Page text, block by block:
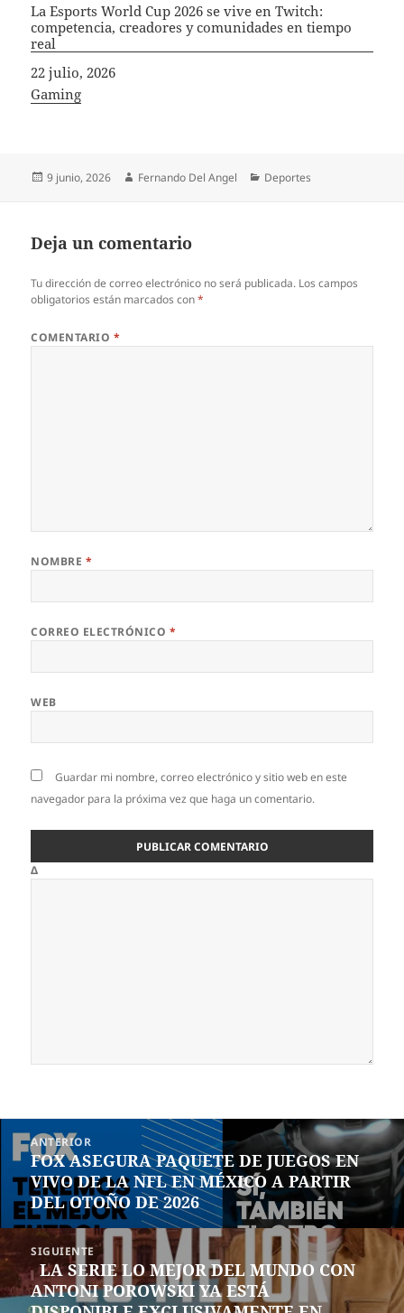
La Esports World Cup 2026 se vive en Twitch:
competencia, creadores y comunidades en tiempo
real
Fecha
22 julio, 2026
In relation to
Gaming
Publicado
9 junio, 2026 Autor
Fernando Del Angel Categorías
Deportes
Deja un comentario
Tu dirección de correo electrónico no será publicada. Los campos
obligatorios están marcados con*
COMENTARIO *
NOMBRE *
CORREO ELECTRÓNICO *
WEB
Guardar mi nombre, correo electrónico y sitio web en este
navegador para la próxima vez que haga un comentario.
Δ
Navegación
entradas
ANTERIOR
Entrada
anterior:
FOX ASEGURA PAQUETE DE JUEGOS EN
VIVO DE LA NFL EN MÉXICO A PARTIR
DEL OTOÑO DE 2026
SIGUIENTE
Siguiente
entrada:
LA SERIE LO MEJOR DEL MUNDO CON
ANTONI POROWSKI YA ESTÁ